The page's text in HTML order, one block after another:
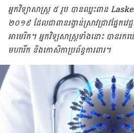
អ្នកវិទ្យាសាស្ត្រ ៥ ​រូប បាន​ឈ្នះ​ពាន
២០១៩ ដែល​ជាពាន​រង្វាន់​ស្រាវជ្រាវ​ផ្នែក​វ
អាមេរិក។ អ្នកវិទ្យសាស្ត្រទាំងនោះ បាន​រក
មហារីក និង​កោសិកា​ប្រព័ន្ធ​ការពារ។